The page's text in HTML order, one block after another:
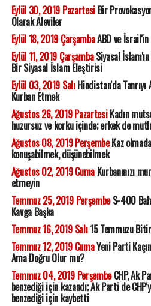
Eylül 30, 2019 PazartesiBir
Olarak Aleviler
Eylül 18, 2019 ÇarşambaABD ve İsrail'in
Eylül 11, 2019 ÇarşambaSiyasal İslam'ın
Bir Siyasal İslam Eleştirisi
Eylül 03, 2019 SalıHindistan'da Tanrıyı
Kurban Etmek
Ağustos 26, 2019 PazartesiKadın
huzursuz ve korku içinde; erkek de
Ağustos 08, 2019 PerşembeKaz
konuşabilmek, düşünebilmek
Ağustos 02, 2019 CumaKurbanınızı
etmeyin
Temmuz 25, 2019 PerşembeS-400
Kavga Başka
Temmuz 16, 2019 Salı15 Temmuzu
Temmuz 12, 2019 CumaYeni Parti
Ama Doğru Olur mu?
Temmuz 04, 2019 PerşembeCHP, Ak
benzediği için kazandı; Ak Parti de
benzediği için kaybetti